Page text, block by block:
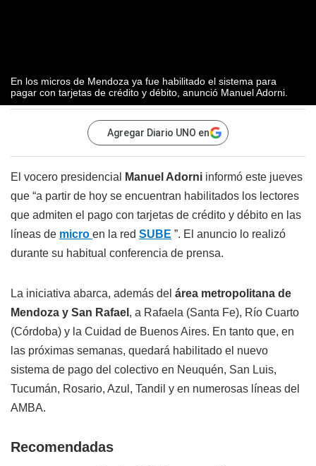
En los micros de Mendoza ya fue habilitado el sistema para
pagar con tarjetas de crédito y débito, anunció Manuel Adorni.
Agregar Diario UNO en
El vocero presidencial Manuel Adorni informó este jueves
que “a partir de hoy se encuentran habilitados los lectores
que admiten el pago con tarjetas de crédito y débito en las
líneas de micro en la red SUBE ”. El anuncio lo realizó
durante su habitual conferencia de prensa.
La iniciativa abarca, además del área metropolitana de
Mendoza y San Rafael , a Rafaela (Santa Fe), Río Cuarto
(Córdoba) y la Cuidad de Buenos Aires. En tanto que, en
las próximas semanas, quedará habilitado el nuevo
sistema de pago del colectivo en Neuquén, San Luis,
Tucumán, Rosario, Azul, Tandil y en numerosas líneas del
AMBA.
Recomendadas